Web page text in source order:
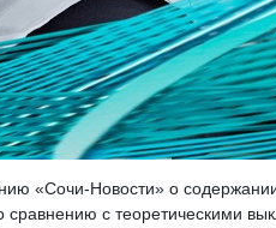
«Сочи-Новости» о
сравнению с теоретическими